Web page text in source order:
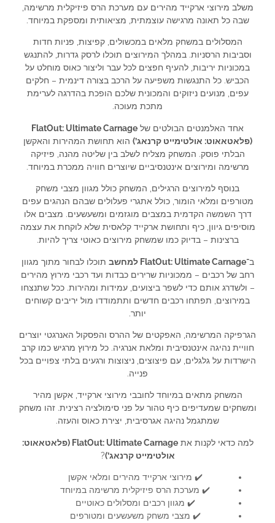
משלב מירוצי ארקייד מהירים עם מערכת הרס פיזיקלית מרשימה,
שבה כל תאונה מרגישה עוצמתית, מציאותית ומספקת במיוחד.
המסלולים במשחק מלאים במכשולים, קפיצות, פניות חדות
וסביבות הרסניות. במהלך המירוצים תוכלו לרסק גדרות, להתנגש
במכוניות יריבות, להעיף חפצים לכל עבר וליצור כאוס מוחלט על
הכביש. כל התנגשות משפיעה על הרכב בצורה דינמית – חלקים
עפים, מנועים ניזוקים והמכונית שלכם הופכת בהדרגה לערימת
מתכת מעוכה.
אחד האלמנטים הבולטים של FlatOut: Ultimate Carnage
(פלאטאאוט: אולטימייט קרנאג’) הוא תחושת המהירות והאקשן
הבלתי פוסק. המשחק מצליח לשלב בין שליטה מהנה, פיזיקה
מרשימה ומירוצים אינטנסיביים שיוצרים חוויה ממכרת במיוחד.
בנוסף למירוצים הרגילים, המשחק כולל מגוון מצבי משחק
מטורפים ומלאי הומור, כולל אתגרי פעלולים שבהם הנהגים עפים
דרך השמשה הקדמית במצבים מוגזמים ומשעשעים. מצבים אלו
מוסיפים גיוון, כיף ותחושת ארקייד קלאסית שלא לוקחת את עצמה
ברצינות – בדיוק כמו שמשחק מירוצים כאוטי צריך להיות.
ב־FlatOut: Ultimate Carnage למחשב
תוכלו לבחור מתוך מגוון
רחב של רכבים – ממכוניות שרירים כבדות ועד רכבי מירוץ מהירים
– ולשדרג אותם כדי לשפר ביצועים, עמידות ומהירות. ככל שתנצחו
במירוצים, תפתחו רכבים חדשים ותתמודדו מול יריבים קשוחים
יותר.
הגרפיקה המרשימה, האפקטים של ההרס והפסקול האנרגטי יוצרים
חוויית נהיגה אינטנסיבית ומלאת אנרגיה. כל מירוץ מרגיש כמו קרב
הישרדות על גלגלים, עם פיצוצים, ניצוצות ורגעים בלתי צפויים בכל
פנייה.
המשחק מתאים במיוחד לחובבי מירוצי ארקייד, אקשן מהיר
ומשחקים שמעדיפים כיף טהור על פני סימולציה רצינית. זהו משחק
שמתגמל נהיגה אגרסיבית, יצירת כאוס והעזה.
למה כדאי לקנות את
FlatOut: Ultimate Carnage (פלאטאאוט:
אולטימייט קרנאג’)?
✔️ מירוצי ארקייד מהירים ומלאי אקשן
✔️ מערכת הרס פיזיקלית מרשימה במיוחד
✔️ מגוון רכבים ומסלולים כאוטיים
✔️ מצבי משחק משעשעים ומטורפים